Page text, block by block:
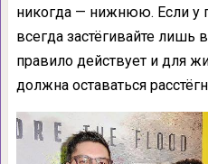
никогда — нижнюю. Если у
всегда застёгивайте
правило действует и для
должна оставаться